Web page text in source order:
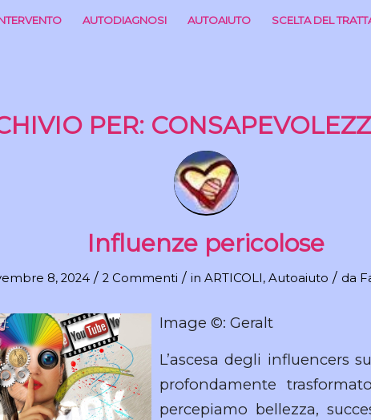
AUTODIAGNOSI AUTOAIUTO SCELTA DEL
PER:
Influenze pericolose
8, 2024 / 2 Commenti / in ARTICOLI, Autoaiuto / da
Image ©: Geralt
L’ascesa degli influencers
profondamente
percepiamo bellezza,